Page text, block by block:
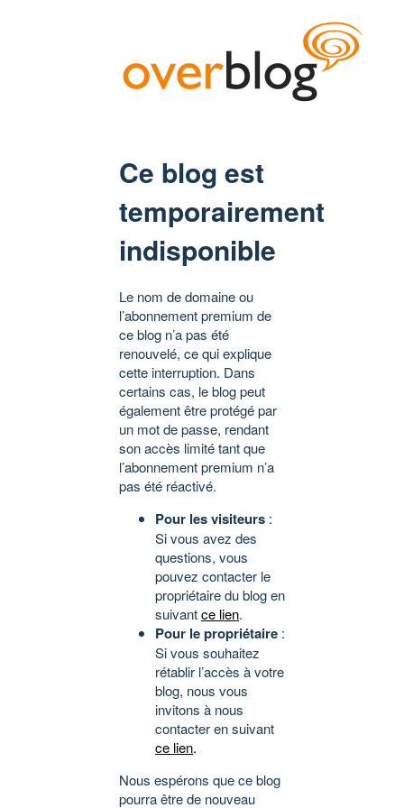
Ce blog est
temporairement
indisponible
Le nom de domaine ou
l’abonnement premium de
ce blog n’a pas été
renouvelé, ce qui explique
cette interruption. Dans
certains cas, le blog peut
également être protégé par
un mot de passe, rendant
son accès limité tant que
l’abonnement premium n’a
pas été réactivé.
Pour les visiteurs :
Si vous avez des
questions, vous
pouvez contacter le
propriétaire du blog en
suivantce lien.
Pour le propriétaire :
Si vous souhaitez
rétablir l’accès à votre
blog, nous vous
invitons à nous
contacter en suivant
ce lien.
Nous espérons que ce blog
pourra être de nouveau